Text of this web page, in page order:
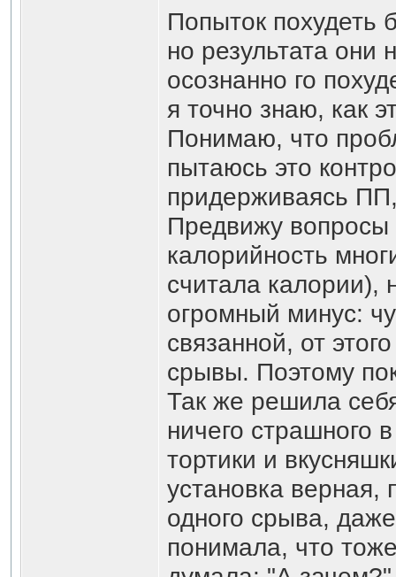
Попыток похудеть
но результата они
осознанно го
я точно знаю, как
Понимаю, что
пытаюсь это
придерживаясь
Предвижу вопросы
калорийность
считала калории),
огромный минус:
связанной, от
срывы. Поэтому
Так же решила
ничего страшного
тортики и
установка верная,
одного срыва,
понимала, что